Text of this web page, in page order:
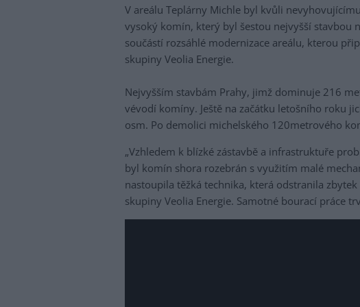
V areálu Teplárny Michle byl kvůli
vysoký komín, který byl šestou nejvyšší stavbou
součástí rozsáhlé modernizace areálu, kterou
skupiny Veolia Energie.
Nejvyšším stavbám Prahy, jimž dominuje 216
vévodí komíny. Ještě na začátku letošního roku
osm. Po demolici michelského 120metrového
„Vzhledem k blízké zástavbě a infrastruktuře
byl komín shora rozebrán s využitím malé
nastoupila těžká technika, která odstranila
skupiny Veolia Energie. Samotné bourací práce